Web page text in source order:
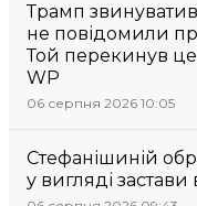
Трамп
не повідомили
Той перекинув
WP
06 серпня 2026 10:05
Стефанішиній
у вигляді